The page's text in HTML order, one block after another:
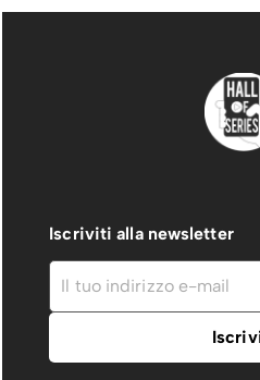
Iscriviti alla newsletter